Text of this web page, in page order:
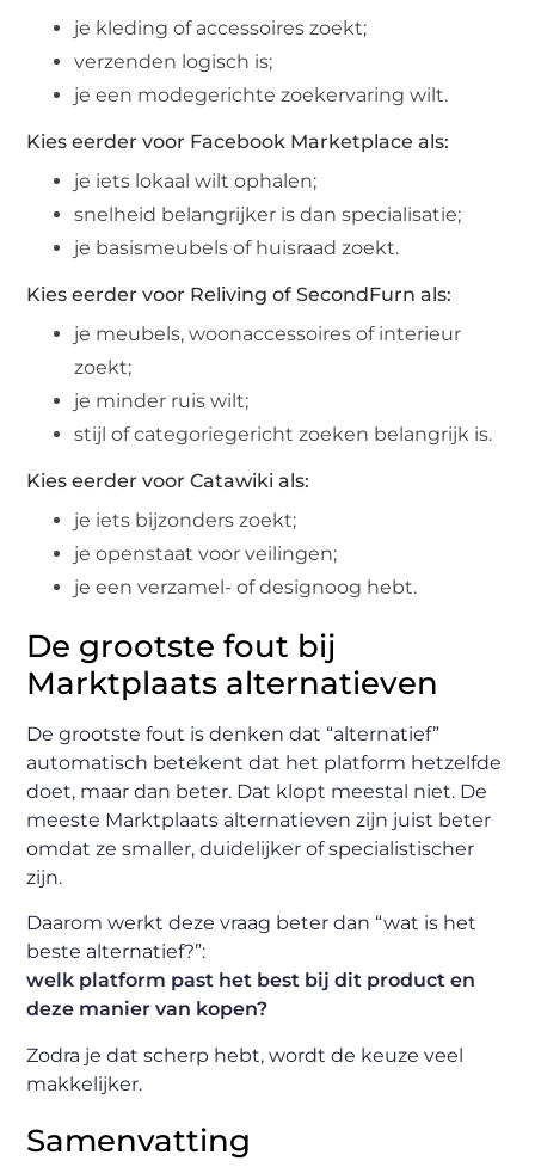
je kleding of accessoires zoekt;
verzenden logisch is;
je een modegerichte zoekervaring wilt.
Kies eerder voor Facebook Marketplace als:
je iets lokaal wilt ophalen;
snelheid belangrijker is dan specialisatie;
je basismeubels of huisraad zoekt.
Kies eerder voor Reliving of SecondFurn als:
je meubels, woonaccessoires of interieur
zoekt;
je minder ruis wilt;
stijl of categoriegericht zoeken belangrijk is.
Kies eerder voor Catawiki als:
je iets bijzonders zoekt;
je openstaat voor veilingen;
je een verzamel- of designoog hebt.
De grootste fout bij
Marktplaats alternatieven
De grootste fout is denken dat “alternatief”
automatisch betekent dat het platform hetzelfde
doet, maar dan beter. Dat klopt meestal niet. De
meeste Marktplaats alternatieven zijn juist beter
omdat ze smaller, duidelijker of specialistischer
zijn.
Daarom werkt deze vraag beter dan “wat is het
beste alternatief?”:
welk platform past het best bij dit product en
deze manier van kopen?
Zodra je dat scherp hebt, wordt de keuze veel
makkelijker.
Samenvatting